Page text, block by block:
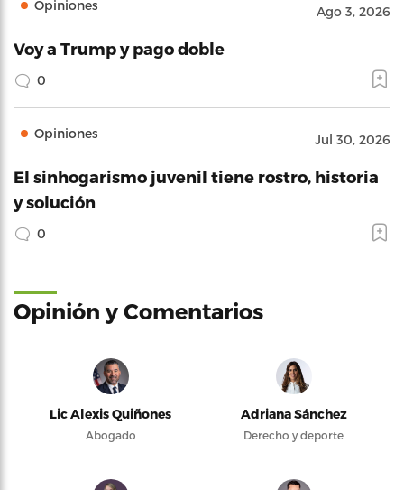
Opiniones Ago 3, 2026
Voy a Trump y pago doble
0
Opiniones Jul 30, 2026
El sinhogarismo juvenil tiene rostro, historia
y solución
0
Opinión y Comentarios
Lic Alexis Quiñones
Abogado
Adriana Sánchez
Derecho y deporte